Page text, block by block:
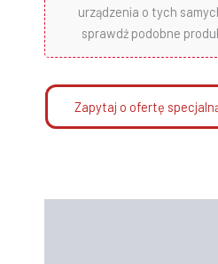
urządzenia o tych
sprawdź podobne
Zapytaj o ofertę